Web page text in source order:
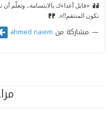
«قابل أعداءك بالابتسامة.. وتعلّم
تكون المنتقم!!».
مشاركة من ahmed naiem